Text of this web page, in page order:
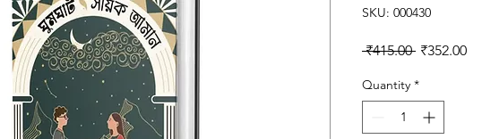
SKU: 000430
₹415.00 Regular
₹352.00
Quantity *